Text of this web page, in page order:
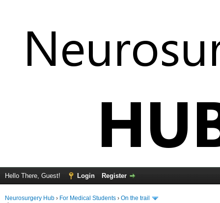
Hello There, Guest! Login Register
Neurosurgery Hub › For Medical Students › On the trail